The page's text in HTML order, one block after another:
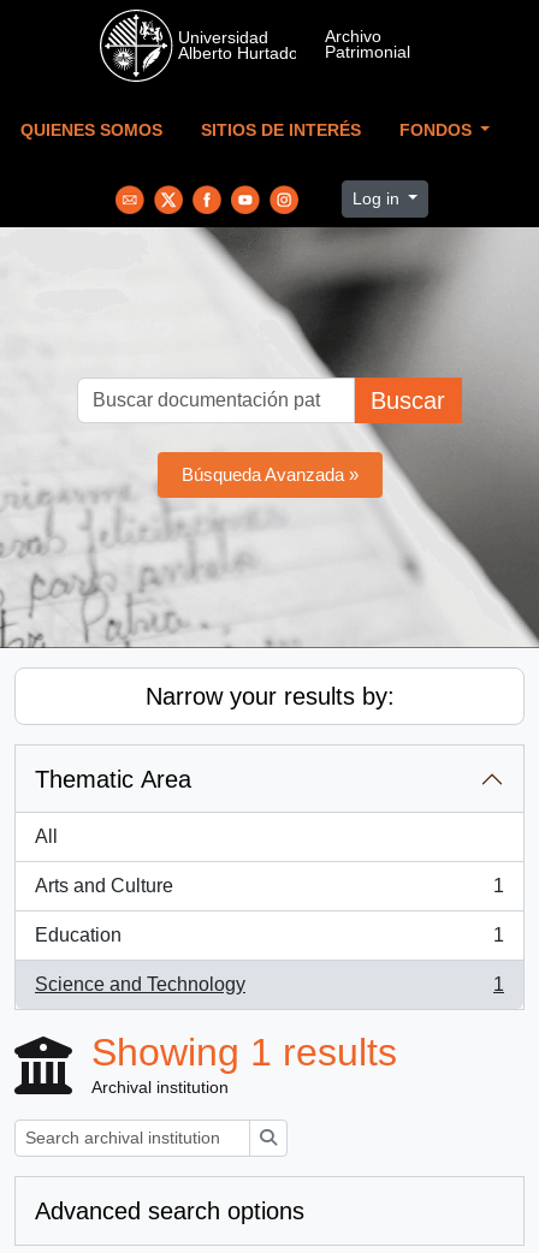
Skip to main content
QUIENES SOMOS SITIOS DE INTERÉS FONDOS
Log in
Buscar
Búsqueda Avanzada »
Narrow your results by:
Thematic Area
All
Arts and Culture
, 1 results
1
Education
, 1 results
1
Science and Technology
, 1 results
1
Showing 1 results
Archival institution
Advanced search options